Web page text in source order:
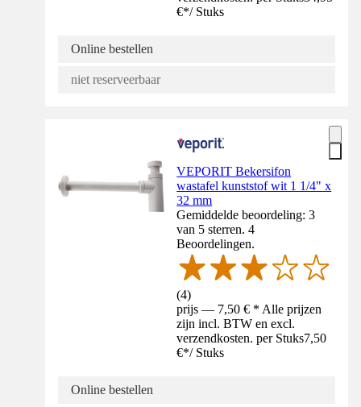
€*/ Stuks
Online bestellen
niet reserveerbaar
VEPORIT Bekersifon
wastafel kunststof wit 1 1/4" x
32 mm
Gemiddelde beoordeling: 3
van 5 sterren. 4
Beoordelingen.
(4)
prijs — 7,50 € * Alle prijzen
zijn incl. BTW en excl.
verzendkosten. per Stuks7,50
€*/ Stuks
Online bestellen